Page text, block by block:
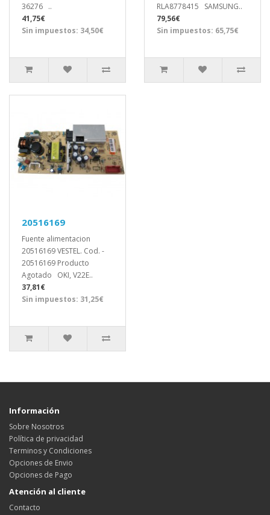
36276 ..
41,75€
Sin impuestos: 34,50€
RLA8778415 SAMSUNG..
79,56€
Sin impuestos: 65,75€
20516169
Fuente alimentacion
20516169 VESTEL. Cod. -
20516169 Producto
Agotado OKI, V22E..
37,81€
Sin impuestos: 31,25€
Información
Sobre Nosotros
Política de privacidad
Terminos y Condiciones
Opciones de Envio
Opciones de Pago
Atención al cliente
Contacto